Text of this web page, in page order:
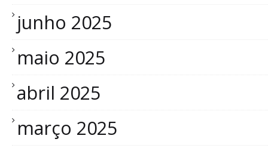
junho 2025
maio 2025
abril 2025
março 2025